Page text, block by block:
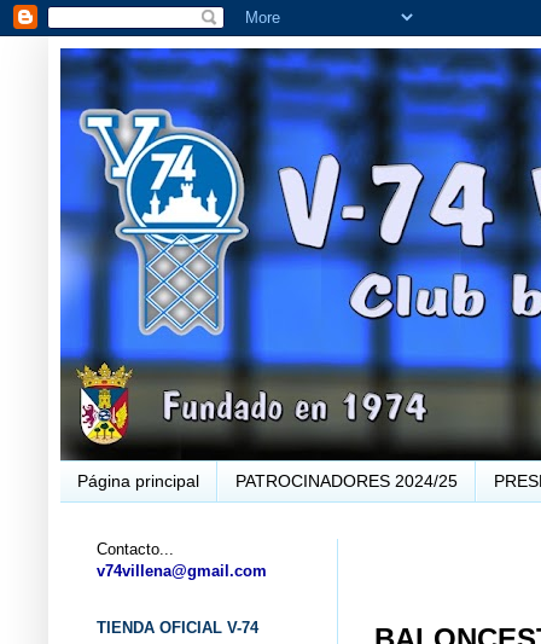
Página principal PATROCINADORES 2024/25
Contacto...
v74villena@gmail.com
TIENDA OFICIAL V-74